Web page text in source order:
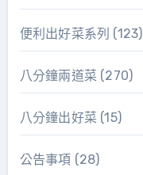
便利出好菜系列 (123)
八分鐘兩道菜 (270)
八分鐘出好菜 (15)
公告事項 (28)